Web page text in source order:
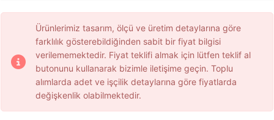
Ürünlerimiz tasarım, ölçü ve üretim detaylarına göre
farklılık gösterebildiğinden sabit bir fiyat bilgisi
verilememektedir. Fiyat teklifi almak için lütfen teklif al
butonunu kullanarak bizimle iletişime geçin. Toplu
alımlarda adet ve işçilik detaylarına göre fiyatlarda
değişkenlik olabilmektedir.